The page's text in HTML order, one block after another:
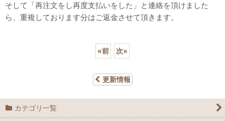
そして「再注文をし再度支払いをした」と連絡を頂けました
ら、重複しております分はご返金させて頂きます。
«前 次»
更新情報
カテゴリ一覧